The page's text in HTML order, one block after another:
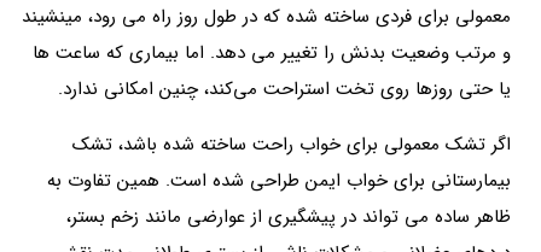
معمولی برای فردی ساخته شده که در طول روز راه می رود، مینشیند
و مرتب وضعیت بدنش را تغییر می دهد. اما بیماری که ساعت ها
یا حتی روزها روی تخت استراحت می‌کند، چنین امکانی ندارد.
اگر تشک معمولی برای خواب راحت ساخته شده باشد، تشک
بیمارستانی برای خواب ایمن طراحی شده است. همین تفاوت به
ظاهر ساده می تواند در پیشگیری از عوارضی مانند زخم بستر،